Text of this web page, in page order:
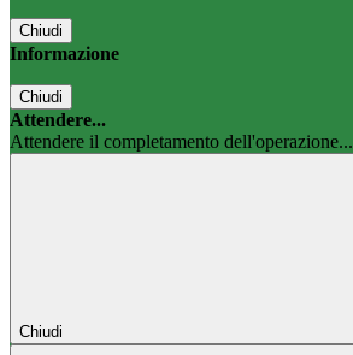
Chiudi
Informazione
Chiudi
Attendere...
Attendere il completamento dell'operazione...
Chiudi